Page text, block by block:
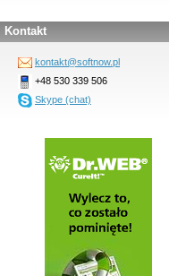
Kontakt
kontakt@softnow.pl
+48 530 339 506
Skype (chat)